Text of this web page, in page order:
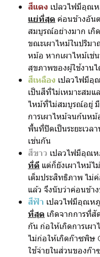
สีแดง เปลวไฟมีอุณ
แย่ที่สุด ค่อนข้างอัน
สมบูรณ์อย่างมาก เ
ขณะเผาไหม้ในปริม
หม้อ หากเผาไหม้เช่
สุขภาพของผู้ใช้งาน
สีเหลือง เปลวไฟมีอุ
เป็นสีที่ไม่เหมาะสมแ
ไหม้ที่ไม่สมบูรณ์อยู่ มี
การเผาไหม้จนก้นห
พื้นที่ปิดเป็นระยะเวล
เช่นกัน
สีขาว เปลวไฟมีอุณ
ที่ดี แต่ก็ยังเผาไหม้
เต็มประสิทธิภาพ ไม่
แล้ว จึงนับว่าค่อนข้า
สีฟ้า เปลวไฟมีอุณห
ที่สุด เกิดจากการที่
กัน ก่อให้เกิดการเ
ไม่ก่อให้เกิดก๊าซพิษ
ใช้จ่ายในส่วนของก๊า